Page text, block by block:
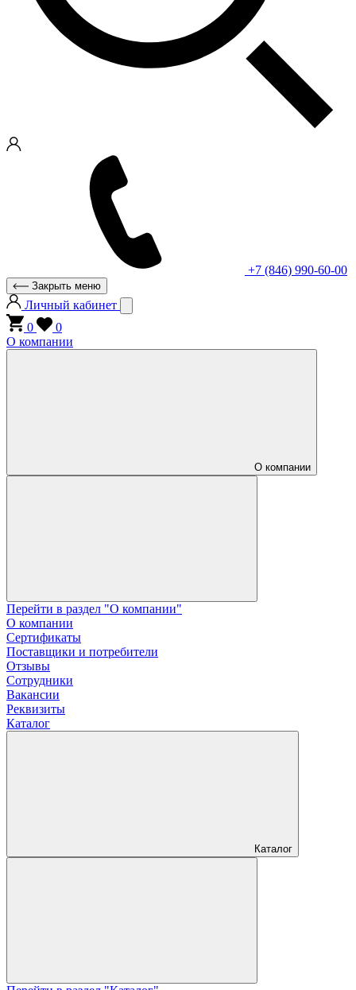
+7 (846) 990-60-00
Закрыть меню
Личный кабинет
0
0
О компании
О компании
Перейти в раздел "О компании"
О компании
Сертификаты
Поставщики и потребители
Отзывы
Сотрудники
Вакансии
Реквизиты
Каталог
Каталог